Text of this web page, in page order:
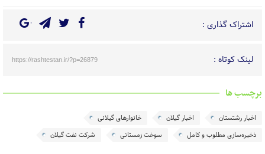
اشتراک گذاری :
لینک کوتاه : https://rashtestan.ir/?p=26879
برچسب ها
اخبار رشتستان اخبار گیلان
خانوارهای گیلانی
ذخیره‌سازی مطلوب و کامل
سوخت زمستانی شرکت نفت گیلان